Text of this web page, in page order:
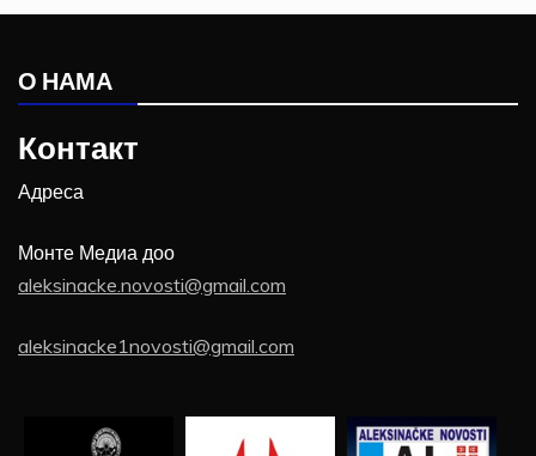
О НАМА
Контакт
Адреса
Монте Медиа доо
aleksinacke.novosti@gmail.com
aleksinacke1novosti@gmail.com